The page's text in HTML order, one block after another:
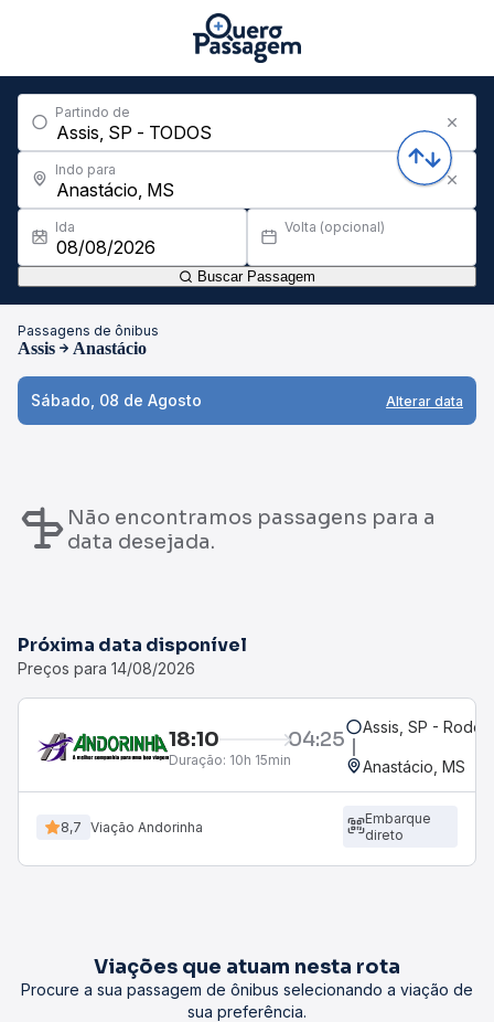
Partindo de
Indo para
Ida Volta (opcional)
Buscar Passagem
Passagens de ônibus
Assis Anastácio
Sábado, 08 de Agosto Alterar data
Não encontramos passagens para a
data desejada.
Próxima data disponível
Preços para 14/08/2026
18:10 04:25
Duração: 10h 15min
Assis, SP -
Anastácio, MS
8,7 Viação Andorinha
Embarque
direto
Viações que atuam nesta rota
Procure a sua passagem de ônibus selecionando a viação de
sua preferência.